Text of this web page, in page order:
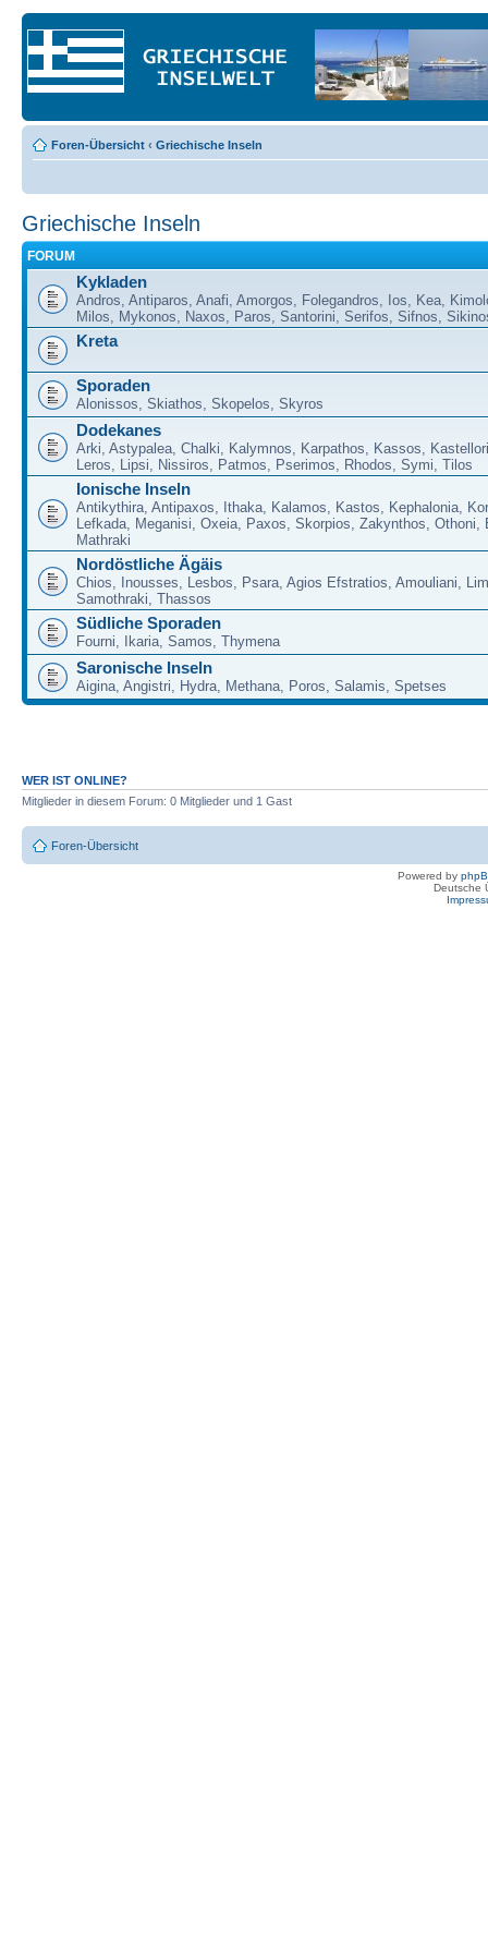
Foren-Übersicht ‹ Griechische Inseln
Griechische Inseln
FORUM
Kykladen
Andros, Antiparos, Anafi, Amorgos, Folegandros, Ios, Kea,
Milos, Mykonos, Naxos, Paros, Santorini, Serifos, Sifnos,
Kreta
Sporaden
Alonissos, Skiathos, Skopelos, Skyros
Dodekanes
Arki, Astypalea, Chalki, Kalymnos, Karpathos, Kassos,
Leros, Lipsi, Nissiros, Patmos, Pserimos, Rhodos, Symi, Tilos
Ionische Inseln
Antikythira, Antipaxos, Ithaka, Kalamos, Kastos, Kephalonia,
Lefkada, Meganisi, Oxeia, Paxos, Skorpios, Zakynthos, Othoni,
Mathraki
Nordöstliche Ägäis
Chios, Inousses, Lesbos, Psara, Agios Efstratios, Amouliani,
Samothraki, Thassos
Südliche Sporaden
Fourni, Ikaria, Samos, Thymena
Saronische Inseln
Aigina, Angistri, Hydra, Methana, Poros, Salamis, Spetses
WER IST ONLINE?
Mitglieder in diesem Forum: 0 Mitglieder und 1 Gast
Foren-Übersicht
Powered by
Deutsche